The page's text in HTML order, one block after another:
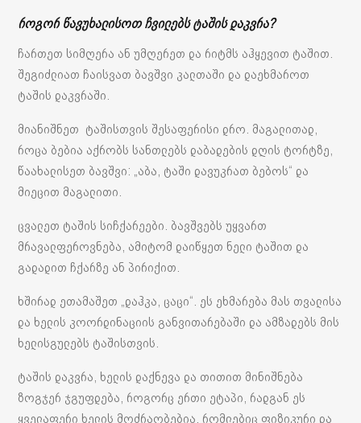
როგორ წავუხალისოთ ჩვილებს ტაშის დაკვრა?
ჩართეთ სიმღერა ან უმღერეთ და რიტმს აჰყევით ტაშით.
შეგიძლიათ ჩაისვათ ბავშვი კალთაში და დაეხმაროთ
ტაშის დაკვრაში.
მიანიშნეთ ტაშისთვის შესაფერისი დრო. მაგალითად,
როცა ბებია აქრობს სანთლებს დაბადების დღის ტორტზე,
წაახალისეთ ბავშვი: „აბა, ტაში დავუკრათ ბებოს“ და
მიეცით მაგალითი.
ცვალეთ ტაშის სიჩქარეები. ბავშვებს უყვართ
მრავალფეროვნება, ამიტომ დაიწყეთ ნელი ტაშით და
გადადით ჩქარზე ან პირიქით.
ხშირად ეთამაშეთ „დაჰკა, ცაცი“. ეს ეხმარება მას თვალისა
და ხელის კოორდინაციის განვითარებაში და ამზადებს მის
ხელისგულებს ტაშისთვის.
ტაშის დაკვრა, ხელის დაქნევა და თითით მინიშნება
ზოგჯერ ჯგუფდება, როგორც ერთი ეტაპი, რადგან ეს
ყველაფერი ხელის მოძრაობებია, რომლებიც ფიზიკური და